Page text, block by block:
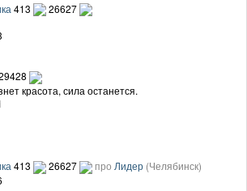
413
26627
красота, сила останется.
413 26627 про Лидер (Челябинск)